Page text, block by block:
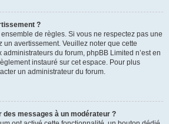
?
de règles. Si vous ne respectez pas une
un avertissement. Veuillez noter que cette
administrateurs du forum, phpBB Limited n’est en
instauré sur cet espace. Pour plus
un administrateur du forum.
messages à un modérateur ?